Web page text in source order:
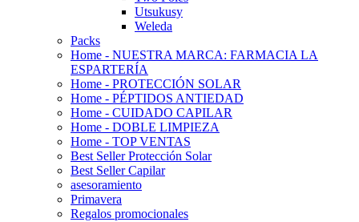
Utsukusy
Weleda
Packs
Home - NUESTRA MARCA: FARMACIA LA
ESPARTERÍA
Home - PROTECCIÓN SOLAR
Home - PÉPTIDOS ANTIEDAD
Home - CUIDADO CAPILAR
Home - DOBLE LIMPIEZA
Home - TOP VENTAS
Best Seller Protección Solar
Best Seller Capilar
asesoramiento
Primavera
Regalos promocionales